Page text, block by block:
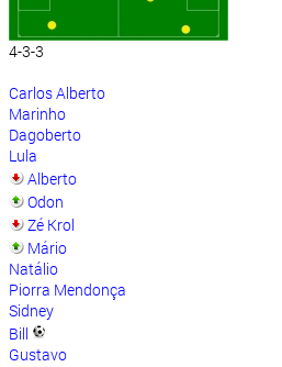
4-3-3
Carlos Alberto
Marinho
Dagoberto
Lula
Alberto
Odon
Zé Krol
Mário
Natálio
Piorra Mendonça
Sidney
Bill
Gustavo